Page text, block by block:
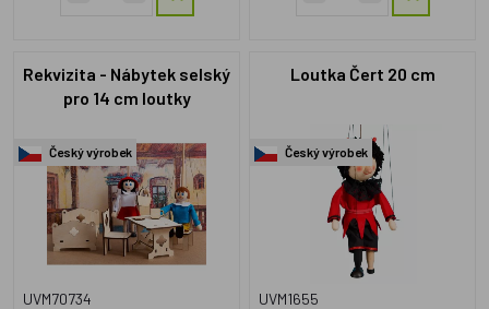
Rekvizita - Nábytek selský
pro 14 cm loutky
Český výrobek
UVM70734
Loutka Čert 20 cm
Český výrobek
UVM1655